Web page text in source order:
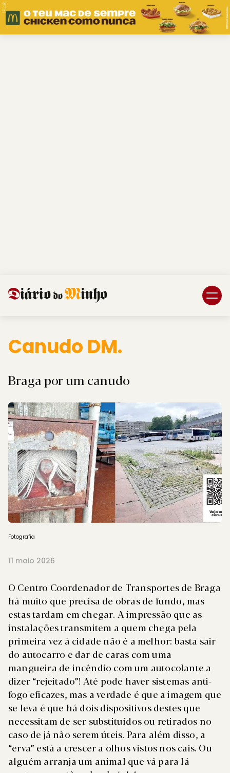
PUB.
Canudo DM.
Braga por um canudo
Fotografia
11 maio 2026
O Centro Coordenador de Transportes de Braga
há muito que precisa de obras de fundo, mas
estas tardam em chegar. A impressão que as
instalações transmitem a quem chega pela
primeira vez à cidade não é a melhor: basta sair
do autocarro e dar de caras com uma
mangueira de incêndio com um autocolante a
dizer “rejeitado”! Até pode haver sistemas anti-
fogo eficazes, mas a verdade é que a imagem que
se leva é que há dois dispositivos destes que
necessitam de ser substituídos ou retirados no
caso de já não serem úteis. Para além disso, a
“erva” está a crescer a olhos vistos nos cais. Ou
alguém arranja um animal que vá para lá